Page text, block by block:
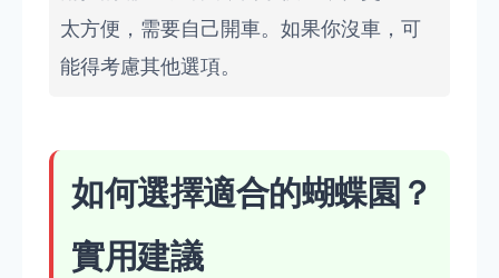
太方便，需要自己開車。如果你沒車，可
能得考慮其他選項。
如何選擇適合的蝴蝶園？
實用建議